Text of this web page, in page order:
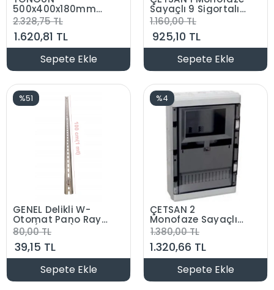
500x400x180mm
Taban Saclı ABS
Plastik Pano (Boş)
2.328,75 TL
1.620,81 TL
Sepete Ekle
Sayaçlı 9 Sigortalı
Sıva Üstü Plastik
Saat Kutusu Tek
Sayaçlı S. Ü.
1.160,00 TL
925,10 TL
Sepete Ekle
%51
GENEL Delikli W-
Otomat Pano Rayı
1mt (35X7.5)
80,00 TL
39,15 TL
Sepete Ekle
%4
ÇETSAN 2
Monofaze Sayaçlı
15 Ootomatlı Sıva
Üstü Plastik 2li
Saat Kutusu
Panosu S. Ü.
1.380,00 TL
1.320,66 TL
Sepete Ekle